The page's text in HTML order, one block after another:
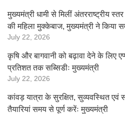
मुख्यमंत्री धामी से मिलीं अंतरराष्ट्रीय
की महिला मुक्केबाज, मुख्यमंत्री ने किया
July 22, 2026
कृषि और बागवानी को बढ़ावा देने के लिए
प्रतिशत तक सब्सिडीः मुख्यमंत्री
July 22, 2026
कांवड़ यात्रा के सुरक्षित, सुव्यवस्थित
तैयारियां समय से पूर्ण करेंः मुख्यमंत्री